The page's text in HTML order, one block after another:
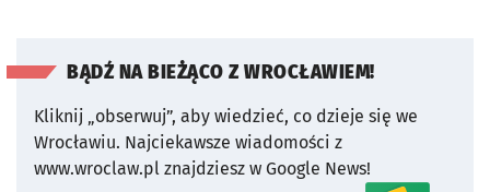
BĄDŹ NA BIEŻĄCO Z WROCŁAWIEM!
Kliknij „obserwuj”, aby wiedzieć, co dzieje się we
Wrocławiu. Najciekawsze wiadomości z
www.wroclaw.pl znajdziesz w Google News!